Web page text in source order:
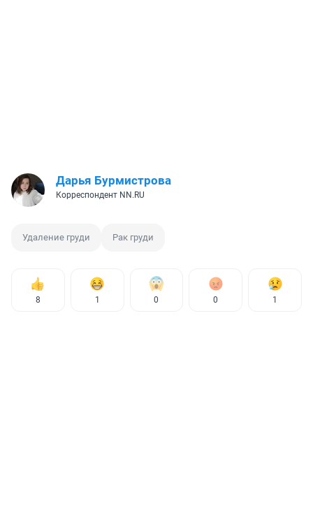
Дарья Бурмистрова
Корреспондент NN.RU
Удаление груди Рак груди
8 1 0 0 1